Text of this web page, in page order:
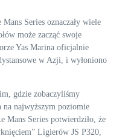
Series oznaczały wiele
może zacząć swoje
Yas Marina oficjalnie
w Azji, i wyłoniono
gdzie zobaczyliśmy
najwyższym poziomie
Series potwierdziło, że
Ligierów JS P320,